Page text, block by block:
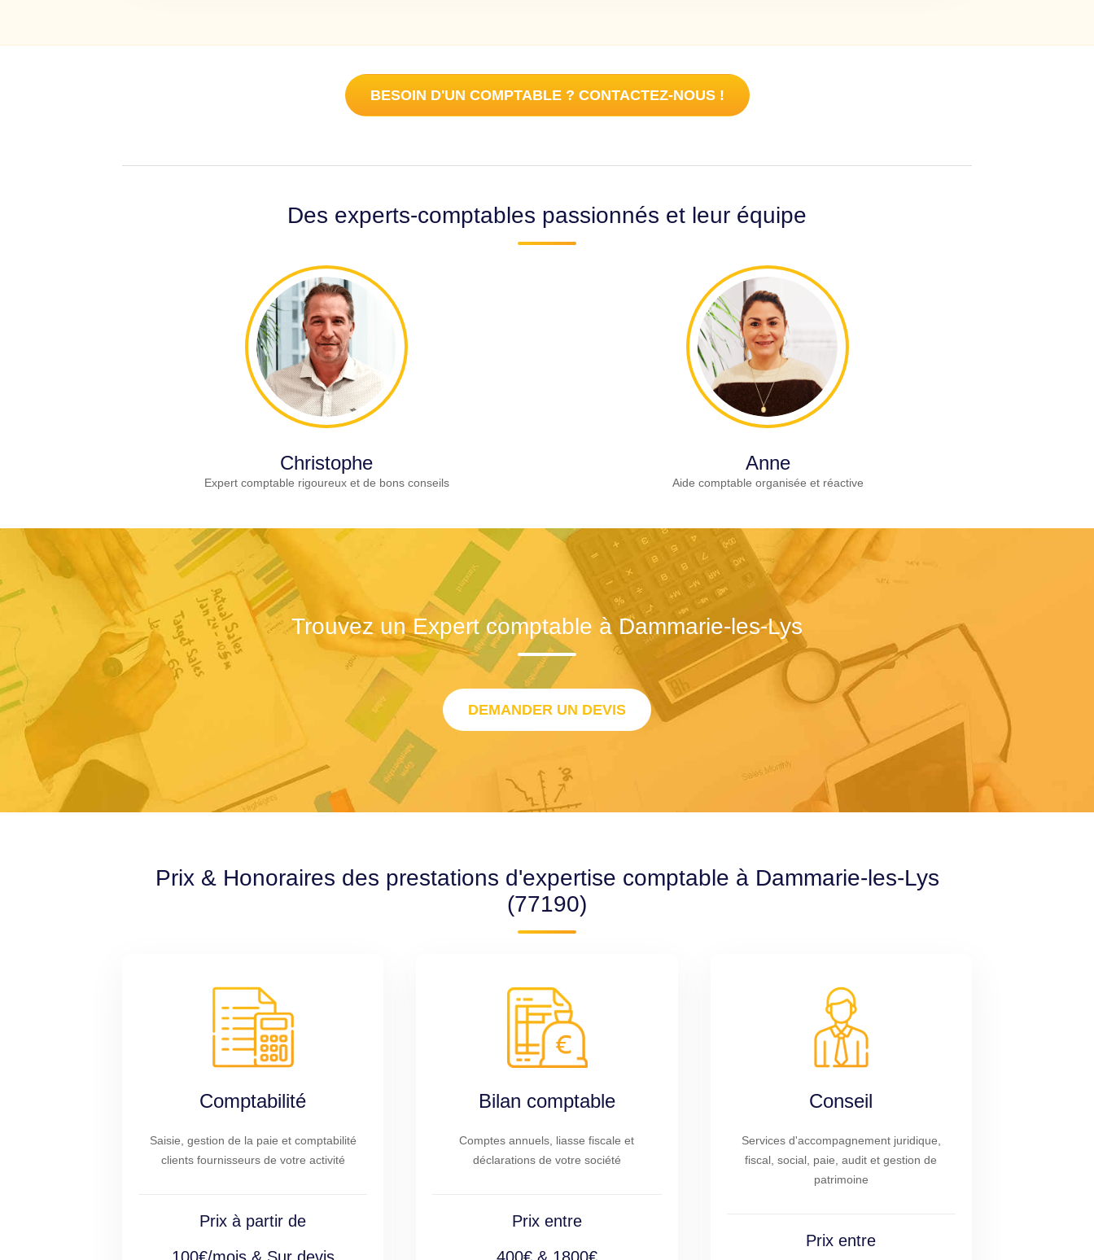
BESOIN D'UN COMPTABLE ? CONTACTEZ-NOUS !
Des experts-comptables passionnés et leur équipe
Christophe
Expert comptable rigoureux et de bons conseils
Anne
Aide comptable organisée et réactive
Trouvez un Expert comptable à Dammarie-les-Lys
DEMANDER UN DEVIS
Prix & Honoraires des prestations d'expertise comptable à Dammarie-les-Lys
(77190)
Comptabilité
Saisie, gestion de la paie et comptabilité
clients fournisseurs de votre activité
Prix à partir de
Bilan comptable
Comptes annuels, liasse fiscale et
déclarations de votre société
Prix entre
Conseil
Services d'accompagnement juridique,
fiscal, social, paie, audit et gestion de
patrimoine
Prix entre